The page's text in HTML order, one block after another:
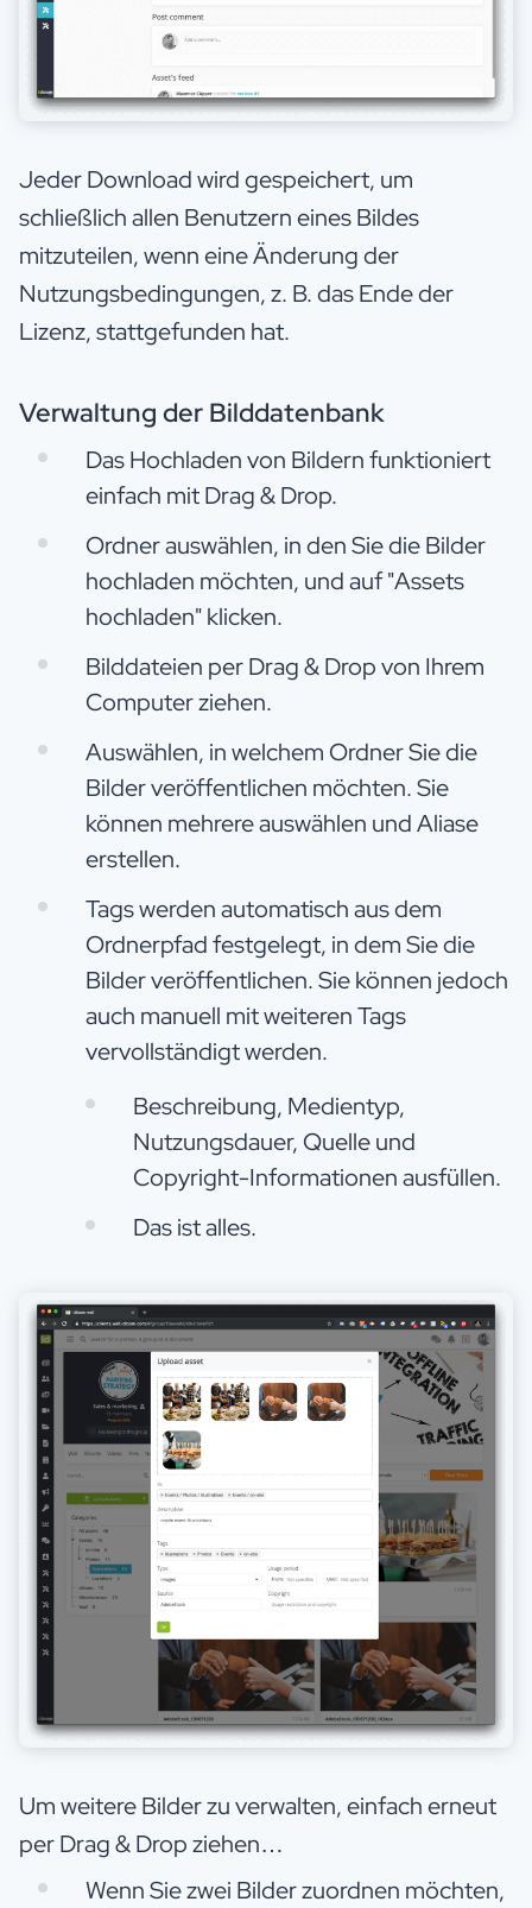
Jeder Download wird gespeichert, um
schließlich allen Benutzern eines Bildes
mitzuteilen, wenn eine Änderung der
Nutzungsbedingungen, z. B. das Ende der
Lizenz, stattgefunden hat.
Verwaltung der Bilddatenbank
Das Hochladen von Bildern funktioniert
einfach mit Drag & Drop.
Ordner auswählen, in den Sie die Bilder
hochladen möchten, und auf "Assets
hochladen" klicken.
Bilddateien per Drag & Drop von Ihrem
Computer ziehen.
Auswählen, in welchem Ordner Sie die
Bilder veröffentlichen möchten. Sie
können mehrere auswählen und Aliase
erstellen.
Tags werden automatisch aus dem
Ordnerpfad festgelegt, in dem Sie die
Bilder veröffentlichen. Sie können jedoch
auch manuell mit weiteren Tags
vervollständigt werden.
Beschreibung, Medientyp,
Nutzungsdauer, Quelle und
Copyright-Informationen ausfüllen.
Das ist alles.
Um weitere Bilder zu verwalten, einfach erneut
per Drag & Drop ziehen…
Wenn Sie zwei Bilder zuordnen möchten,